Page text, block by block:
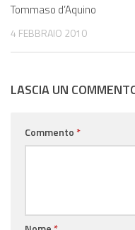
Tommaso d’Aquino
4 FEBBRAIO 2010
LASCIA UN
Commento *